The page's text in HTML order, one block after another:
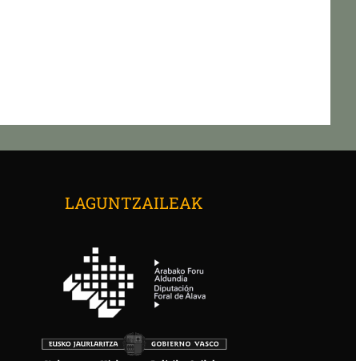
LAGUNTZAILEAK